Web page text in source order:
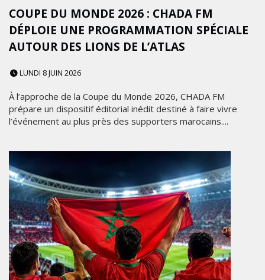
COUPE DU MONDE 2026 : CHADA FM
DÉPLOIE UNE PROGRAMMATION SPÉCIALE
AUTOUR DES LIONS DE L’ATLAS
LUNDI 8 JUIN 2026
À l’approche de la Coupe du Monde 2026, CHADA FM
prépare un dispositif éditorial inédit destiné à faire vivre
l’événement au plus près des supporters marocains....